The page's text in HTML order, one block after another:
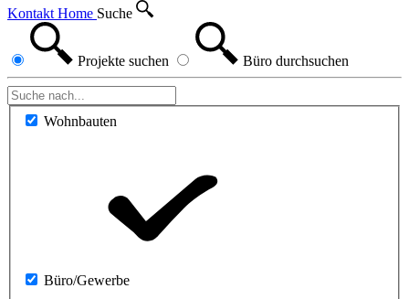
Kontakt Home Suche
Projekte suchen Büro durchsuchen
Wohnbauten
Büro/Gewerbe